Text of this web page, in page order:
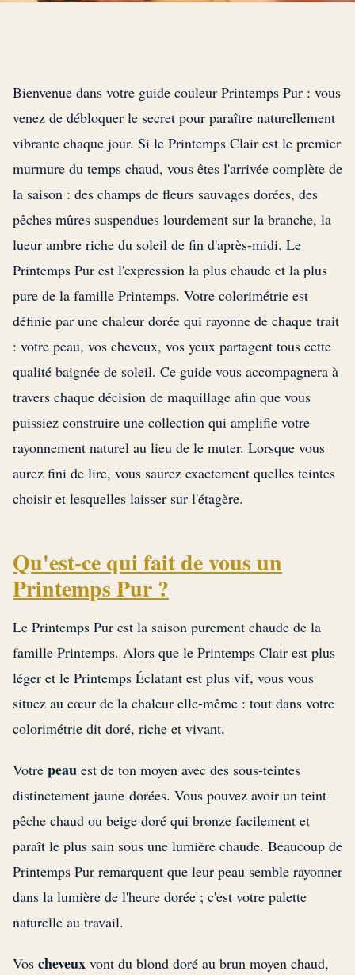
Bienvenue dans votre guide couleur Printemps Pur : vous
venez de débloquer le secret pour paraître naturellement
vibrante chaque jour. Si le Printemps Clair est le premier
murmure du temps chaud, vous êtes l'arrivée complète de
la saison : des champs de fleurs sauvages dorées, des
pêches mûres suspendues lourdement sur la branche, la
lueur ambre riche du soleil de fin d'après-midi. Le
Printemps Pur est l'expression la plus chaude et la plus
pure de la famille Printemps. Votre colorimétrie est
définie par une chaleur dorée qui rayonne de chaque trait
: votre peau, vos cheveux, vos yeux partagent tous cette
qualité baignée de soleil. Ce guide vous accompagnera à
travers chaque décision de maquillage afin que vous
puissiez construire une collection qui amplifie votre
rayonnement naturel au lieu de le muter. Lorsque vous
aurez fini de lire, vous saurez exactement quelles teintes
choisir et lesquelles laisser sur l'étagère.
Qu'est-ce qui fait de vous un
Printemps Pur ?
Le Printemps Pur est la saison purement chaude de la
famille Printemps. Alors que le Printemps Clair est plus
léger et le Printemps Éclatant est plus vif, vous vous
situez au cœur de la chaleur elle-même : tout dans votre
colorimétrie dit doré, riche et vivant.
Votre peau est de ton moyen avec des sous-teintes
distinctement jaune-dorées. Vous pouvez avoir un teint
pêche chaud ou beige doré qui bronze facilement et
paraît le plus sain sous une lumière chaude. Beaucoup de
Printemps Pur remarquent que leur peau semble rayonner
dans la lumière de l'heure dorée ; c'est votre palette
naturelle au travail.
Vos cheveux vont du blond doré au brun moyen chaud,